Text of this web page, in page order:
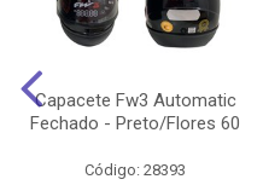
Capacete Fw3 Automatic
Fechado - Preto/Flores 60
Código: 28393